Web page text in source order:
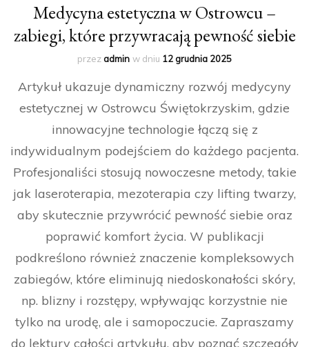
Medycyna estetyczna w Ostrowcu –
zabiegi, które przywracają pewność siebie
przezadmin w dniu 12 grudnia 2025
Artykuł ukazuje dynamiczny rozwój medycyny
estetycznej w Ostrowcu Świętokrzyskim, gdzie
innowacyjne technologie łączą się z
indywidualnym podejściem do każdego pacjenta.
Profesjonaliści stosują nowoczesne metody, takie
jak laseroterapia, mezoterapia czy lifting twarzy,
aby skutecznie przywrócić pewność siebie oraz
poprawić komfort życia. W publikacji
podkreślono również znaczenie kompleksowych
zabiegów, które eliminują niedoskonałości skóry,
np. blizny i rozstępy, wpływając korzystnie nie
tylko na urodę, ale i samopoczucie. Zapraszamy
do lektury całości artykułu, aby poznać szczegóły